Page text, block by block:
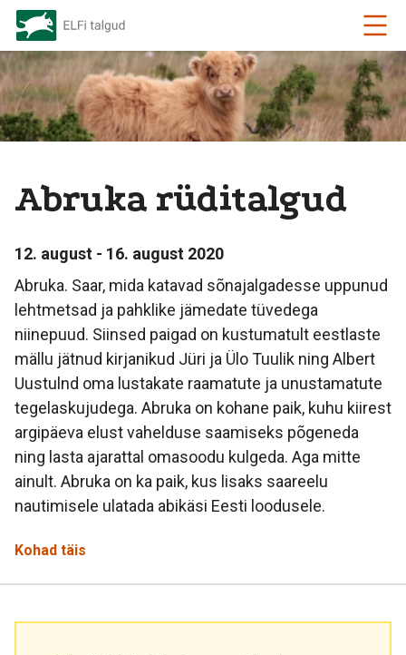
Abruka rüditalgud
12. august - 16. august 2020
Abruka. Saar, mida katavad sõnajalgadesse uppunud
lehtmetsad ja pahklike jämedate tüvedega
niinepuud. Siinsed paigad on kustumatult eestlaste
mällu jätnud kirjanikud Jüri ja Ülo Tuulik ning Albert
Uustulnd oma lustakate raamatute ja unustamatute
tegelaskujudega. Abruka on kohane paik, kuhu kiirest
argipäeva elust vahelduse saamiseks põgeneda
ning lasta ajarattal omasoodu kulgeda. Aga mitte
ainult. Abruka on ka paik, kus lisaks saareelu
nautimisele ulatada abikäsi Eesti loodusele.
Kohad täis